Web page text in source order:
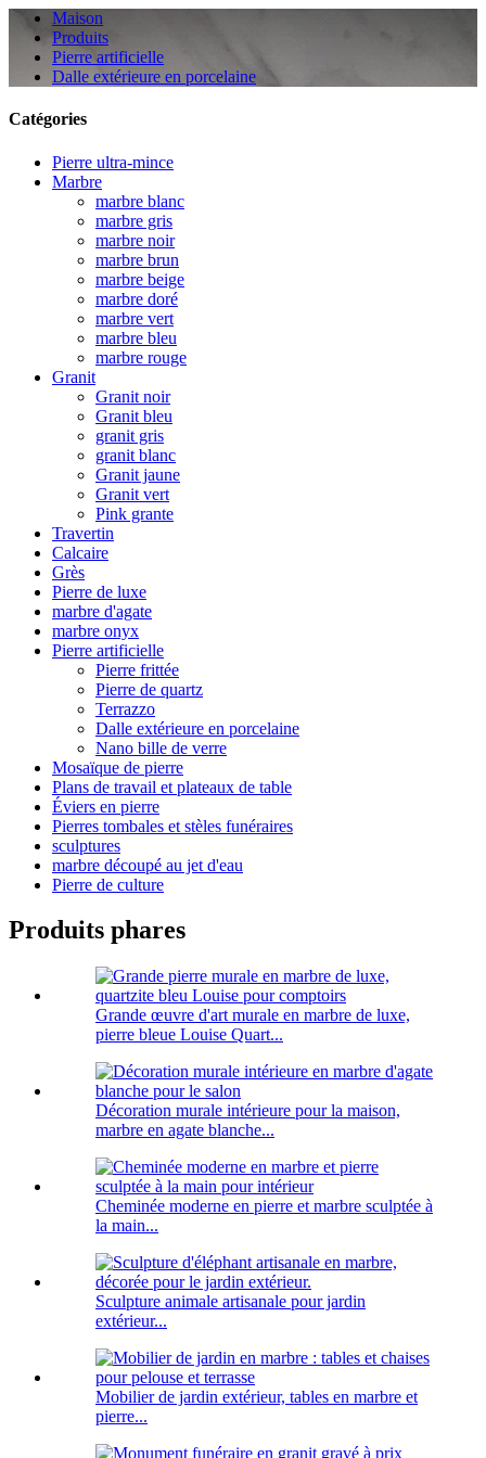
Maison
Produits
Pierre artificielle
Dalle extérieure en porcelaine
Catégories
Pierre ultra-mince
Marbre
marbre blanc
marbre gris
marbre noir
marbre brun
marbre beige
marbre doré
marbre vert
marbre bleu
marbre rouge
Granit
Granit noir
Granit bleu
granit gris
granit blanc
Granit jaune
Granit vert
Pink grante
Travertin
Calcaire
Grès
Pierre de luxe
marbre d'agate
marbre onyx
Pierre artificielle
Pierre frittée
Pierre de quartz
Terrazzo
Dalle extérieure en porcelaine
Nano bille de verre
Mosaïque de pierre
Plans de travail et plateaux de table
Éviers en pierre
Pierres tombales et stèles funéraires
sculptures
marbre découpé au jet d'eau
Pierre de culture
Produits phares
Grande œuvre d'art murale en marbre de luxe,
pierre bleue Louise Quart...
Décoration murale intérieure pour la maison,
marbre en agate blanche...
Cheminée moderne en pierre et marbre sculptée à
la main...
Sculpture animale artisanale pour jardin
extérieur...
Mobilier de jardin extérieur, tables en marbre et
pierre...